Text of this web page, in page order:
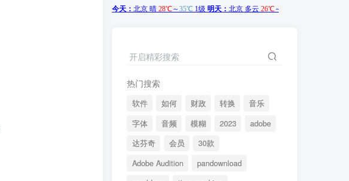
开启精彩搜索
热门搜索
软件 如何 财政 转换
音乐
字体
音频 模糊 2023
adobe
达芬奇
会员
30款
Adobe Audition
pandownload